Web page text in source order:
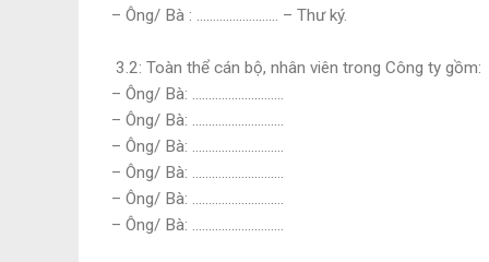
– Ông/ Bà : ……………………. – Thư ký.
3.2: Toàn thể cán bộ, nhân viên trong Công ty gồm:
– Ông/ Bà: ……………………….
– Ông/ Bà: ……………………….
– Ông/ Bà: ……………………….
– Ông/ Bà: ……………………….
– Ông/ Bà: ……………………….
– Ông/ Bà: ……………………….